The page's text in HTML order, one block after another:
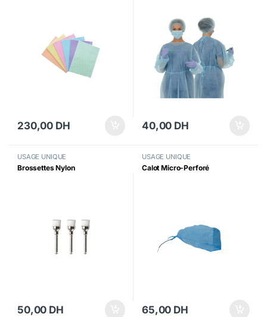
230,00 DH 40,00 DH
USAGE UNIQUE
Brossettes Nylon
50,00 DH
USAGE UNIQUE
Calot Micro-Perforé
65,00 DH